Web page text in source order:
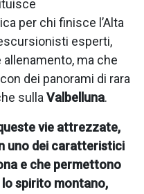
per chi finisce l’Alta
esperti,
ma che
dei panorami di rara
sullaValbelluna.
vie attrezzate,
uno dei caratteristici
e che permettono
spirito montano,